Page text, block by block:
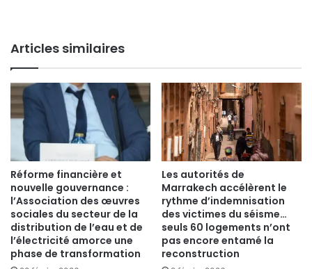
Articles similaires
Réforme financière et
nouvelle gouvernance :
l’Association des œuvres
sociales du secteur de la
distribution de l’eau et de
l’électricité amorce une
phase de transformation
Les autorités de
Marrakech accélèrent le
rythme d’indemnisation
des victimes du séisme…
seuls 60 logements n’ont
pas encore entamé la
reconstruction